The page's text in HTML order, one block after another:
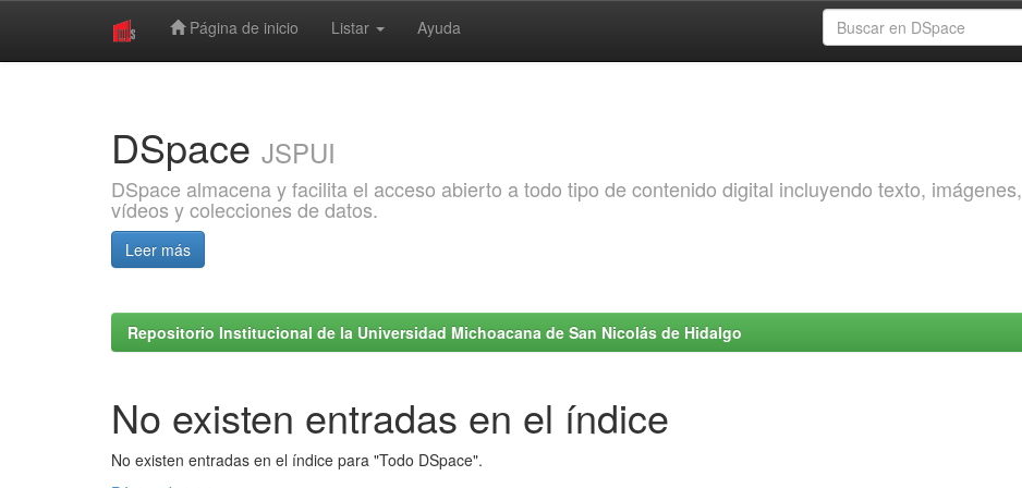
Página de inicio Listar Ayuda
DSpace JSPUI
DSpace almacena y facilita el acceso abierto a todo tipo de contenido digital incluyendo texto, imágenes,
vídeos y colecciones de datos.
Leer más
Repositorio Institucional de la Universidad Michoacana de San Nicolás de Hidalgo
No existen entradas en el índice
No existen entradas en el índice para "Todo DSpace".